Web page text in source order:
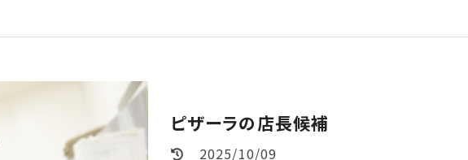
ピザーラの店長候補
2025/10/09